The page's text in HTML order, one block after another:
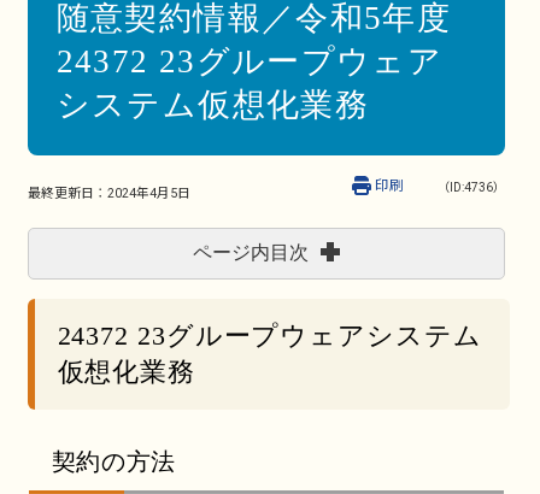
随意契約情報／令和5年度
24372 23グループウェア
システム仮想化業務
最終更新日： 2024年4月5日 （ID:4736）
印刷
ページ内目次
24372 23グループウェアシステム
仮想化業務
契約の方法